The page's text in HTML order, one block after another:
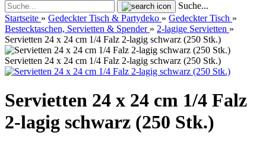
Suche...
Startseite » Gedeckter Tisch & Partydeko » Gedeckter Tisch »
Bestecktaschen, Servietten & Spender » 2-lagige Servietten »
Servietten 24 x 24 cm 1/4 Falz 2-lagig schwarz (250 Stk.)
Servietten 24 x 24 cm 1/4 Falz 2-lagig schwarz (250 Stk.)
Servietten 24 x 24 cm 1/4 Falz
2-lagig schwarz (250 Stk.)